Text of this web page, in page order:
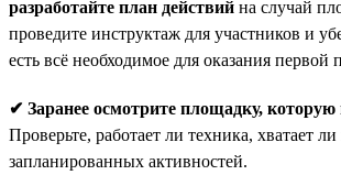
разработайте план действий на случай
проведите инструктаж для участников и
есть всё необходимое для оказания
✔ Заранее осмотрите площадку, которую
Проверьте, работает ли техника, хватает ли
запланированных активностей.